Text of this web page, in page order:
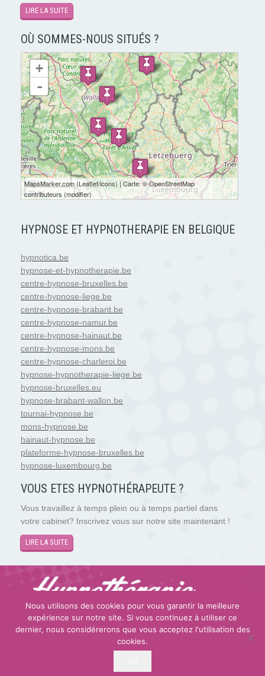
LIRE LA SUITE
OÙ SOMMES-NOUS SITUÉS ?
chargement de la carte - veuillez patienter...
+
-
30 km
20 mi
MapsMarker.com(Leaflet/icons) | Carte: ©OpenStreetMap
contributeurs (modifier)
HYPNOSE ET HYPNOTHERAPIE EN BELGIQUE
hypnotica.be
hypnose-et-hypnotherapie.be
centre-hypnose-bruxelles.be
centre-hypnose-liege.be
centre-hypnose-brabant.be
centre-hypnose-namur.be
centre-hypnose-hainaut.be
centre-hypnose-mons.be
centre-hypnose-charleroi.be
hypnose-hypnotherapie-liege.be
hypnose-bruxelles.eu
hypnose-brabant-wallon.be
tournai-hypnose.be
mons-hypnose.be
hainaut-hypnose.be
plateforme-hypnose-bruxelles.be
hypnose-luxembourg.be
VOUS ETES HYPNOTHÉRAPEUTE ?
Vous travaillez à temps plein ou à temps partiel dans
votre cabinet? Inscrivez vous sur notre site maintenant !
LIRE LA SUITE
Copyright © 2026Hypnose et Hypnothérapie Luxembourg.
Tous droits réservés.
Privium – Des services qui soutiennent vos soins. Pour
RGPD – Politique de Protection de la Vie Privée
Nous utilisons des cookies pour vous garantir la meilleure
expérience sur notre site. Si vous continuez à utiliser ce
dernier, nous considérerons que vous acceptez l'utilisation des
cookies.